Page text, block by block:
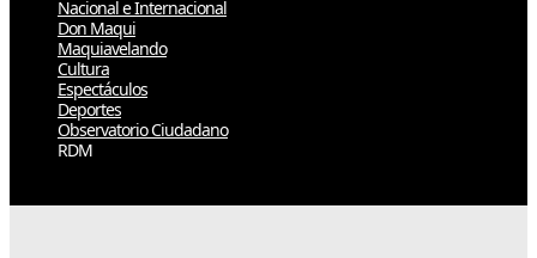
Nacional e Internacional
Don Maqui
Maquiavelando
Cultura
Espectáculos
Deportes
Observatorio Ciudadano
RDM